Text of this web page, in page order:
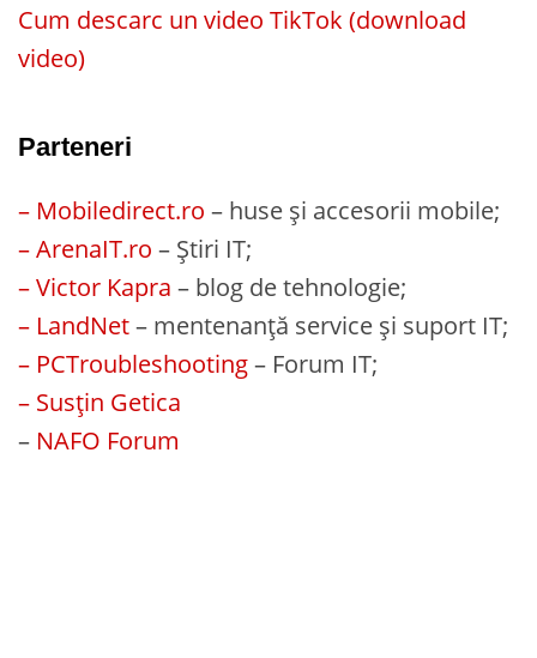
Cum descarc un video TikTok (download
video)
Parteneri
– Mobiledirect.ro – huse și accesorii mobile;
– ArenaIT.ro – Știri IT;
– Victor Kapra – blog de tehnologie;
– LandNet– mentenanță service și suport IT;
– PCTroubleshooting– Forum IT;
– Susțin Getica
– NAFO Forum